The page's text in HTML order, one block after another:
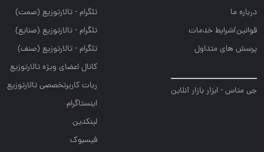
درباره ما
قوانین/شرایط خدمات
پرسش های متداول
جی متاس - ابزار بازار آنلاین
تلگرام - تالارتوزيع (صمت)
تلگرام - تالارتوزيع (صنايع)
تلگرام - تالارتوزیع (صنف)
کانال اعضای ویژه تالارتوزیع
ربات کاربرتخصصی تالارتوزیع
اینستاگرام
لینکدین
فیسبوک